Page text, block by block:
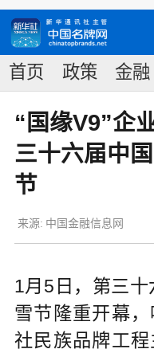
首页 政策 金融
“国缘V9”企
三十六届中
节
来源: 中国金融信息网
1月5日，第三十
雪节隆重开幕
社民族品牌工